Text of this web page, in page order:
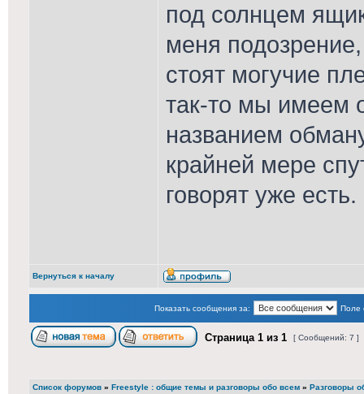
под солнцем
меня
стоят могучие
так-то мы имеем
названием
крайней мере
говорят уже есть.
Вернуться к началу
Показать сообщения за: Поле
Страница 1 из 1 [ Сообщений: 7 ]
Список форумов » Freestyle : общие темы и разговоры обо всем » Разговоры